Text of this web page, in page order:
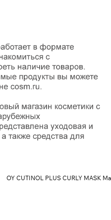
OY CUTINOL PLUS CURLY MASK